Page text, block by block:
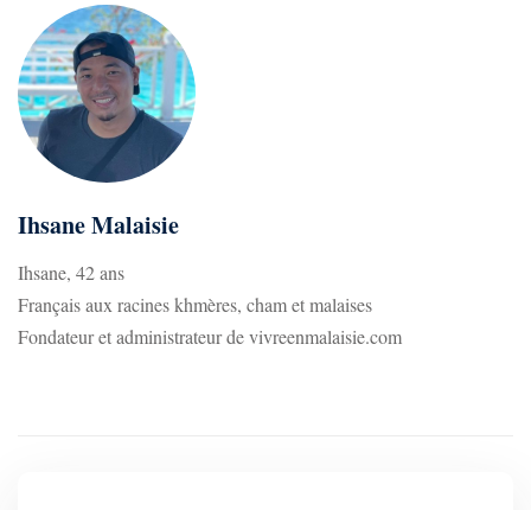
Ihsane Malaisie
Ihsane, 42 ans
Français aux racines khmères, cham et malaises
Fondateur et administrateur de vivreenmalaisie.com